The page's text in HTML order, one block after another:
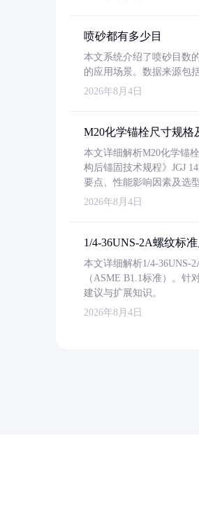
喷砂都有多少目
本文系统介绍了喷砂目数
的应用场景。数据来源包
2026年8月4日
M20化学锚栓尺寸规格
本文详细解析M20化学锚
构后锚固技术规程》JGJ
要点、性能影响因素及选
2026年8月4日
1/4-36UNS-2A螺纹标
本文详细解析1/4-36UNS-
（ASME B1.1标准）。
建议与扩展知识。
2026年8月4日